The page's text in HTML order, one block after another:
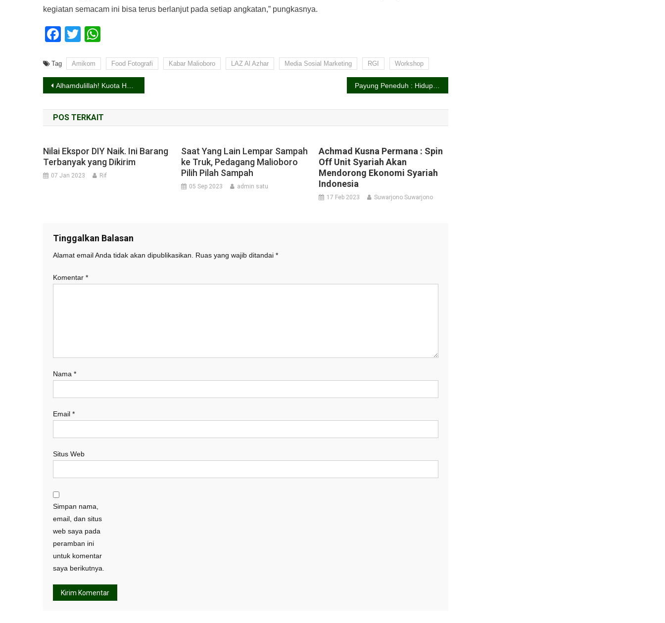
kegiatan semacam ini bisa terus berlanjut pada setiap angkatan,” pungkasnya.
Facebook
Twitter
Tag Amikom Food Fotografi Kabar Malioboro LAZ Al Azhar Media Sosial Marketing RGI Workshop
Navigasi
pos
Alhamdulillah! Kuota Haji Indonesia Dijatah 221.000 Jamaah
POS TERKAIT
Nilai Ekspor DIY Naik. Ini Barang
Terbanyak yang Dikirim
07 Jan 2023 Rif
Saat Yang Lain Lempar Sampah
ke Truk, Pedagang Malioboro
Pilih Pilah Sampah
05 Sep 2023 admin satu
Achmad Kusna Permana : Spin
Off Unit Syariah Akan
Mendorong Ekonomi Syariah
Indonesia
17 Feb 2023 Suwarjono Suwarjono
Tinggalkan Balasan
Alamat email Anda tidak akan dipublikasikan. Ruas yang wajib ditandai *
Komentar *
Nama *
Email *
Situs Web
Simpan nama,
email, dan situs
web saya pada
peramban ini
untuk komentar
saya berikutnya.